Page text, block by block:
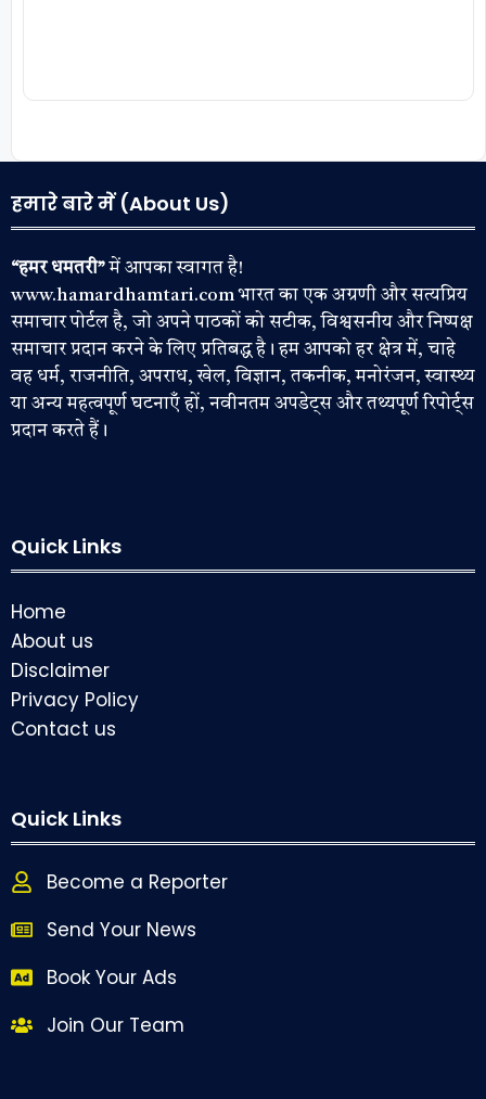
हमारे बारे में (About Us)
“हमर धमतरी”में आपका स्वागत है!
www.hamardhamtari.com भारत का एक अग्रणी और सत्यप्रिय
समाचार पोर्टल है, जो अपने पाठकों को सटीक, विश्वसनीय और निष्पक्ष
समाचार प्रदान करने के लिए प्रतिबद्ध है। हम आपको हर क्षेत्र में, चाहे
वह धर्म, राजनीति, अपराध, खेल, विज्ञान, तकनीक, मनोरंजन, स्वास्थ्य
या अन्य महत्वपूर्ण घटनाएँ हों, नवीनतम अपडेट्स और तथ्यपूर्ण रिपोर्ट्स
प्रदान करते हैं।
Quick Links
Home
About us
Disclaimer
Privacy Policy
Contact us
Quick Links
Become a Reporter
Send Your News
Book Your Ads
Join Our Team